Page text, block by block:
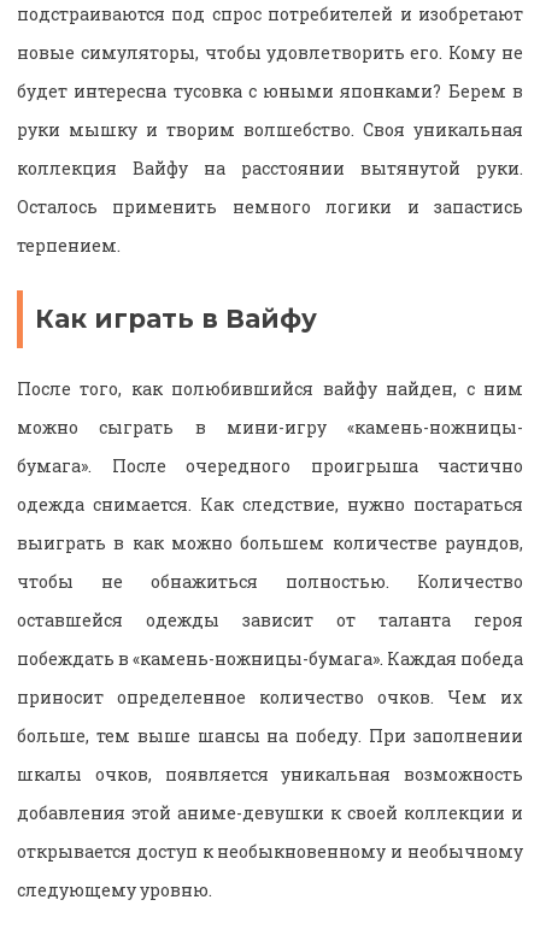
подстраиваются под спрос потребителей и изобретают
новые симуляторы, чтобы удовлетворить его. Кому не
будет интересна тусовка с юными японками? Берем в
руки мышку и творим волшебство. Своя уникальная
коллекция Вайфу на расстоянии вытянутой руки.
Осталось применить немного логики и запастись
терпением.
Как играть в Вайфу
После того, как полюбившийся вайфу найден, с ним
можно сыграть в мини-игру «камень-ножницы-
бумага». После очередного проигрыша частично
одежда снимается. Как следствие, нужно постараться
выиграть в как можно большем количестве раундов,
чтобы не обнажиться полностью. Количество
оставшейся одежды зависит от таланта героя
побеждать в «камень-ножницы-бумага». Каждая победа
приносит определенное количество очков. Чем их
больше, тем выше шансы на победу. При заполнении
шкалы очков, появляется уникальная возможность
добавления этой аниме-девушки к своей коллекции и
открывается доступ к необыкновенному и необычному
следующему уровню.